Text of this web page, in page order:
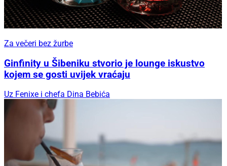
Za večeri bez žurbe
Ginfinity u Šibeniku stvorio je lounge iskustvo
kojem se gosti uvijek vraćaju
Uz Fenixe i chefa Dina Bebića